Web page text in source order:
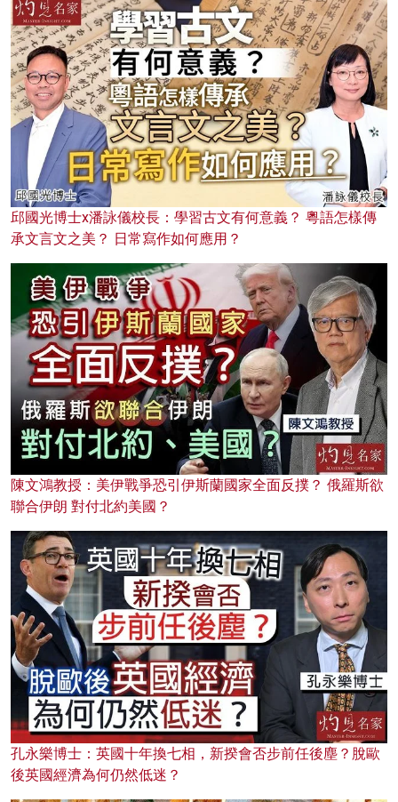
邱國光博士x潘詠儀校長：學習古文有何意義？ 粵語怎樣傳
承文言文之美？ 日常寫作如何應用？
陳文鴻教授：美伊戰爭恐引伊斯蘭國家全面反撲？ 俄羅斯欲
聯合伊朗 對付北約美國？
孔永樂博士：英國十年換七相，新揆會否步前任後塵？脫歐
後英國經濟為何仍然低迷？